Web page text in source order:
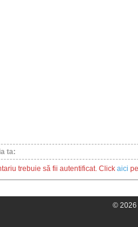
ta:
trebuie să fii autentificat. Click aici
© 2026